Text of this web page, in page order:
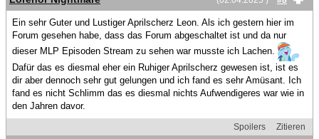
Ein sehr Guter und Lustiger Aprilscherz Leon. Als ich gestern hier im
Forum gesehen habe, dass das Forum abgeschaltet ist und da nur
dieser MLP Episoden Stream zu sehen war musste ich Lachen.
Dafür das es diesmal eher ein Ruhiger Aprilscherz gewesen ist, ist es
dir aber dennoch sehr gut gelungen und ich fand es sehr Amüsant. Ich
fand es nicht Schlimm das es diesmal nichts Aufwendigeres war wie in
den Jahren davor.
Spoilers
Zitieren